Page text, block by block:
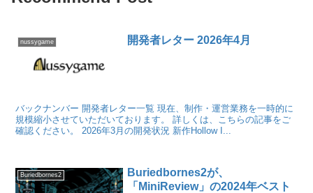
nussygame 開発者レター 2026年4月
バックナンバー 開発者レター一覧 現在、制作・運営業務を一時的に
規模縮小させていただいております。 詳しくは、こちらの記事をご
確認ください。 2026年3月の開発状況 新作Hollow I...
Buriedbornes2
Buriedbornes2が、
「MiniReview」の2024年ベスト